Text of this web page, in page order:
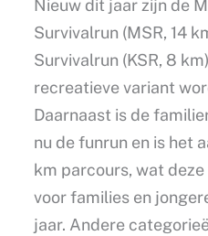
Nieuw dit jaar zijn de
Survivalrun (MSR, 14
Survivalrun (KSR, 8
recreatieve variant
Daarnaast is de
nu de funrun en is het
km parcours, wat
voor families en
jaar. Andere